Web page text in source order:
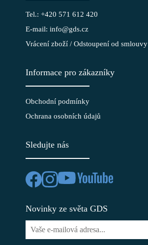
Tel.: +420 571 612 420
E-mail: info@gds.cz
Vrácení zboží / Odstoupení od smlouvy
Informace pro zákazníky
Obchodní podmínky
Ochrana osobních údajů
Sledujte nás
Novinky ze světa GDS